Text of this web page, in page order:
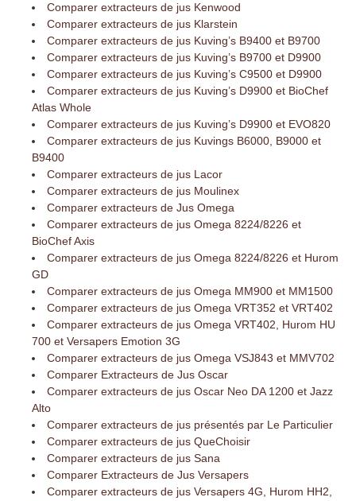
Comparer extracteurs de jus Kenwood
Comparer extracteurs de jus Klarstein
Comparer extracteurs de jus Kuving’s B9400 et B9700
Comparer extracteurs de jus Kuving’s B9700 et D9900
Comparer extracteurs de jus Kuving’s C9500 et D9900
Comparer extracteurs de jus Kuving’s D9900 et BioChef
Atlas Whole
Comparer extracteurs de jus Kuving’s D9900 et EVO820
Comparer extracteurs de jus Kuvings B6000, B9000 et
B9400
Comparer extracteurs de jus Lacor
Comparer extracteurs de jus Moulinex
Comparer extracteurs de Jus Omega
Comparer extracteurs de jus Omega 8224/8226 et
BioChef Axis
Comparer extracteurs de jus Omega 8224/8226 et Hurom
GD
Comparer extracteurs de jus Omega MM900 et MM1500
Comparer extracteurs de jus Omega VRT352 et VRT402
Comparer extracteurs de jus Omega VRT402, Hurom HU
700 et Versapers Emotion 3G
Comparer extracteurs de jus Omega VSJ843 et MMV702
Comparer Extracteurs de Jus Oscar
Comparer extracteurs de jus Oscar Neo DA 1200 et Jazz
Alto
Comparer extracteurs de jus présentés par Le Particulier
Comparer extracteurs de jus QueChoisir
Comparer extracteurs de jus Sana
Comparer Extracteurs de Jus Versapers
Comparer extracteurs de jus Versapers 4G, Hurom HH2,